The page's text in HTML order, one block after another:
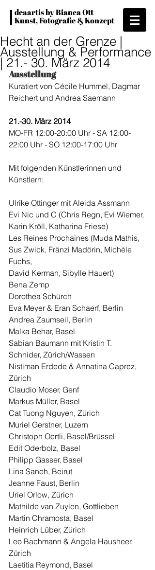
deaartis by Bianca Ott
Kunst, Fotografie & Konzept
Hecht an der Grenze |
Ausstellung & Performance
| 21.- 30. März 2014
Ausstellung
Kuratiert von Cécile Hummel, Dagmar
Reichert und Andrea Saemann
21.-30. März 2014
MO-FR 12:00-20:00 Uhr - SA 12:00-
22:00 Uhr - SO 12:00-17:00 Uhr
Mit folgenden Künstlerinnen und
Künstlern:
Ulrike Ottinger mit Aleida Assmann
Evi Nic und C (Chris Regn, Evi Wiemer,
Karin Kröll, Katharina Friese)
Les Reines Prochaines (Muda Mathis,
Sus Zwick, Fränzi Madörin, Michèle
Fuchs,
David Kerman, Sibylle Hauert)
Bena Zemp
Dorothea Schürch
Eva Meyer & Eran Schaerf, Berlin
Andrea Zaumseil, Berlin
Malka Behar, Basel
Sabian Baumann mit Kristin T.
Schnider, Zürich/Wassen
Nistiman Erdede & Annatina Caprez,
Zürich
Claudio Moser, Genf
Markus Müller, Basel
Cat Tuong Nguyen, Zürich
Muriel Gerstner, Luzern
Christoph Oertli, Basel/Brüssel
Edit Oderbolz, Basel
Philipp Gasser, Basel
Lina Saneh, Beirut
Jeanne Faust, Berlin
Uriel Orlow, Zürich
Mathilde van Zuylen, Gottlieben
Martin Chramosta, Basel
Heinrich Lüber, Zürich
Leo Bachmann & Angela Hausheer,
Zürich
Laetitia Reymond, Basel